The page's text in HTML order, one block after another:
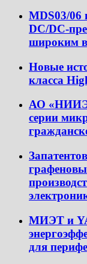
MDS03/06
DC/DC-
широким
Новые
класса
АО
серии
МИЭТ и
для